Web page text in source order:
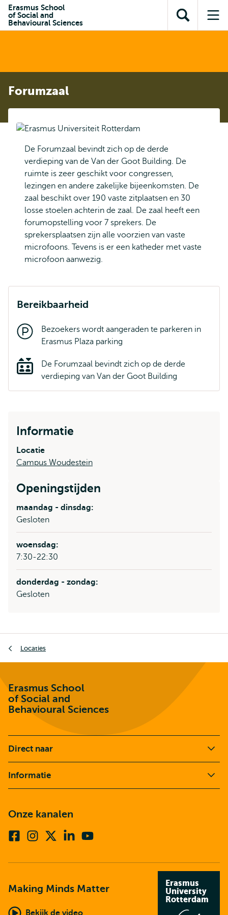
inhoud
Direct naar
subnavigatie
Erasmus School
of Social and
Behavioural Sciences
Toon
zoekveld
Forumzaal
De Forumzaal bevindt zich op de derde
verdieping van de Van der Goot Building. De
ruimte is zeer geschikt voor congressen,
lezingen en andere zakelijke bijeenkomsten. De
zaal beschikt over 190 vaste zitplaatsen en 30
losse stoelen achterin de zaal. De zaal heeft een
forumopstelling voor 7 sprekers. De
sprekersplaatsen zijn alle voorzien van vaste
microfoons. Tevens is er een katheder met vaste
microfoon aanwezig.
Bereikbaarheid
Bezoekers wordt aangeraden te parkeren in
Erasmus Plaza parking
De Forumzaal bevindt zich op de derde
verdieping van Van der Goot Building
Informatie
Locatie
Campus Woudestein
Openingstijden
maandag - dinsdag:
Gesloten
woensdag:
7:30-22:30
donderdag - zondag:
Gesloten
Locaties
Erasmus School
of Social and
Behavioural Sciences
Direct naar
Informatie
Onze kanalen
FacebookInstagram
twitter)
Linkedin
Making Minds Matter
Bekijk de video
Erasmus
University
Rotterdam